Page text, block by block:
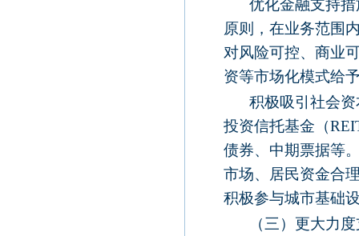
优化金融支持
原则，在业务范围
对风险可控、商业
资等市场化模式给
积极吸引社会
投资信托基金（
债券、中期票据等
市场、居民资金合
积极参与城市基础
（三）更大力